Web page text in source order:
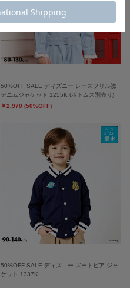
50%OFF SALE ディズニー レースフリル襟
デニムジャケット 1255K (ボトムス別売り)
￥2,970 (50%OFF)
50%OFF SALE ディズニー ズートピア ジャ
ケット 1337K